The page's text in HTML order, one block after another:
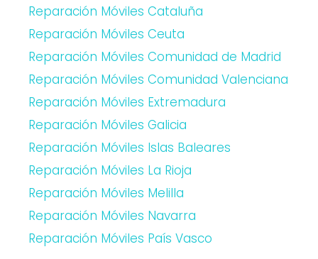
Reparación Móviles Cataluña
Reparación Móviles Ceuta
Reparación Móviles Comunidad de Madrid
Reparación Móviles Comunidad Valenciana
Reparación Móviles Extremadura
Reparación Móviles Galicia
Reparación Móviles Islas Baleares
Reparación Móviles La Rioja
Reparación Móviles Melilla
Reparación Móviles Navarra
Reparación Móviles País Vasco